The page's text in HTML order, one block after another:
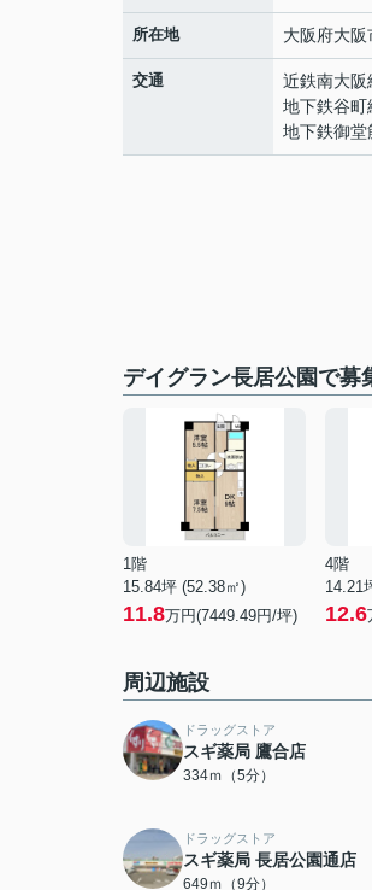
所在地 大阪府大阪
交通 近鉄南大阪
地下鉄谷町
地下鉄御堂
デイグラン長居公園で募
1階
15.84坪 (52.38㎡)
11.8万円(7449.49円/坪)
4階
14.21
12.6
周辺施設
ドラッグストア
スギ薬局 鷹合店
334ｍ（5分）
ドラッグストア
スギ薬局 長居公園通店
649ｍ（9分）